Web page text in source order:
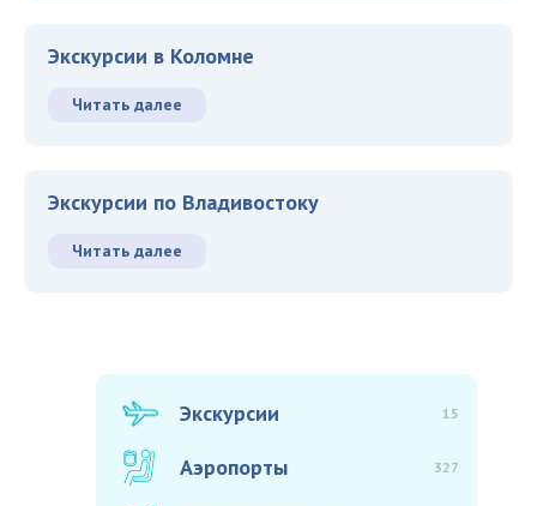
Экскурсии в Коломне
Читать далее
Экскурсии по Владивостоку
Читать далее
Экскурсии 15
Аэропорты 327